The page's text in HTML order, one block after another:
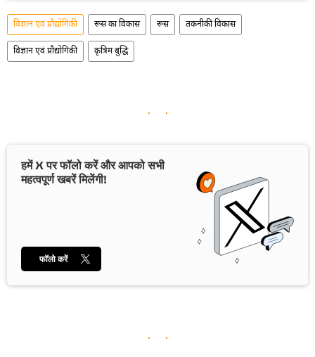
विज्ञान एवं प्रौद्योगिकी रूस का विकास रूस तकनीकी विकास
विज्ञान एवं प्रौद्योगिकी कृत्रिम बुद्धि
हमें X पर फॉलो करें और आपको सभी
महत्वपूर्ण खबरें मिलेंगी!
फॉलो करें